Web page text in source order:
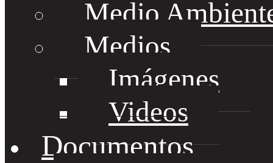
Medio
Medios
Imágenes
Videos
Documentos